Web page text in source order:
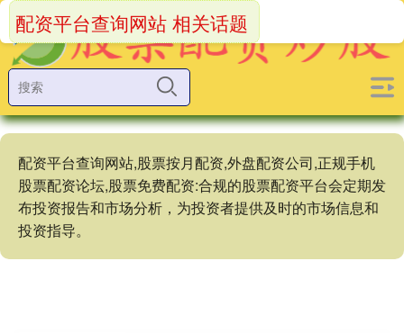
配资平台查询网站,股票按月配资,外盘配资公司,正规手机
股票配资论坛,股票免费配资:合规的股票配资平台会定期发
布投资报告和市场分析，为投资者提供及时的市场信息和
投资指导。
配资平台查询网站 相关话题